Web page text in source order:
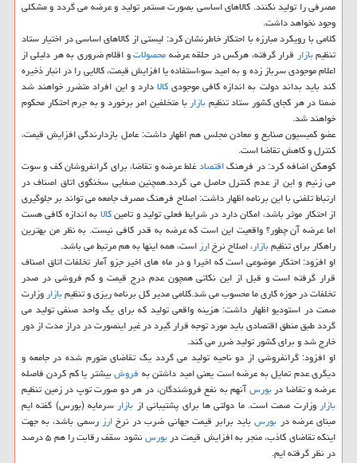
مصرفی را تولید نكنند. كالاهای اساسی بصورت مستمر تولید و عرضه می گردد و مشكلی
وجود نخواهد داشت.
كلامی با رویكرد مبارزه با احتكار خاطرنشان كرد: لیستی از كالاهای اساسی در اختیار ستاد
تنظیمبازار قرار گرفته، هركس در حلقه عرضهمحصولاتو اقلام ضروری به هر دلیلی از
اعلام موجودی سرباز زده و به امید سوءاستفاده یا افزایش قیمت، كالایی را در انبار ذخیره
كند باید بداند دولت به اندازه كافی موجودیكالادارد و این افراد متضرر خواهند شد
ضمنا در هر كجای كشور ستاد تنظیمبازاربا متخلفین امر برخورد و به جرم احتكار محكوم
خواهند شد.
عضو كمیسیون صنایع و معادن مجلس هم اظهار داشت: عامل بازدارندگی افزایش قیمت،
كنترل و كاهش تقاضا است.
كوهكن اضافه كرد: در فرهنگاقتصادغلط عرضه و تقاضا، برای گرانفروشان كف و سوت
می زنیم و این از عدم كنترل حاصل می گردد.همچنین صفایی سخنگوی اتاق اصناف در
ارتباط تلفنی با این برنامه اظهار داشت: اصلاح فرهنگ مصرف جامعه می تواند بر جلوگیری
از احتكار موثر باشد، امكان دارد در شرایط فعلی تولید و تامینكالابه اندازه كافی هست
اما عرضه آن چطور؟ واقعیت این است كه عرضه به قدر كافی نیست. به نظر من بهترین
راهكار برای تنظیمبازار، اصلاح نرخارزاست، همه اینها به هم مرتبط می باشد.
او افزود: احتكار موضوعی است كه اخیرا و در ماه های اخیر جزو آمار تخلفات اتاق اصناف
قرار گرفته است و قبل از این نكاتی همچون عدم درج قیمت و كم فروشی در صدر
تخلفات در حوزه كاری ما محسوب می شد.كلامی مدیر كل برنامه ریزی و تنظیمبازاروزارت
صمت در استودیو اظهار داشت: هزینه واقعی تولید كه برای یك واحد صنفی تولید می
گردد طبق منطق اقتصادی باید مورد توجه قرار گیرد در غیر اینصورت در دراز مدت از دور
خارج شد و برای كشور تولید ضرر می كند.
او افزود: گرانفروشی از دو ناحیه تولید می گردد یك تقاضای متورم شده در جامعه و
دیگری عدم تمایل به عرضه است یعنی امید داشتن به فروشبیشتر یا كم كردن فاصله
عرضه و تقاضا دربورسآنهم به نفع فروشندگان، در هر دو صورت توپ در زمین تنظیم
بازاروزارت صمت است. ما دولتی ها برای پشتیبانی از بازارسرمایه (بورس) گفته ایم
مبنای عرضه در بورسباید برابر قیمت جهانی ضرب در نرخارزرسمی باشد، به جهت
اینكه تقاضای كاذب، منجر به افزایش قیمت دربورس
نشود سقف رقابت را هم ۵ درصد
در نظر گرفته ایم.